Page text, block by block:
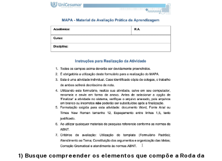
1) Busque compreender os elementos que compõe a Roda da